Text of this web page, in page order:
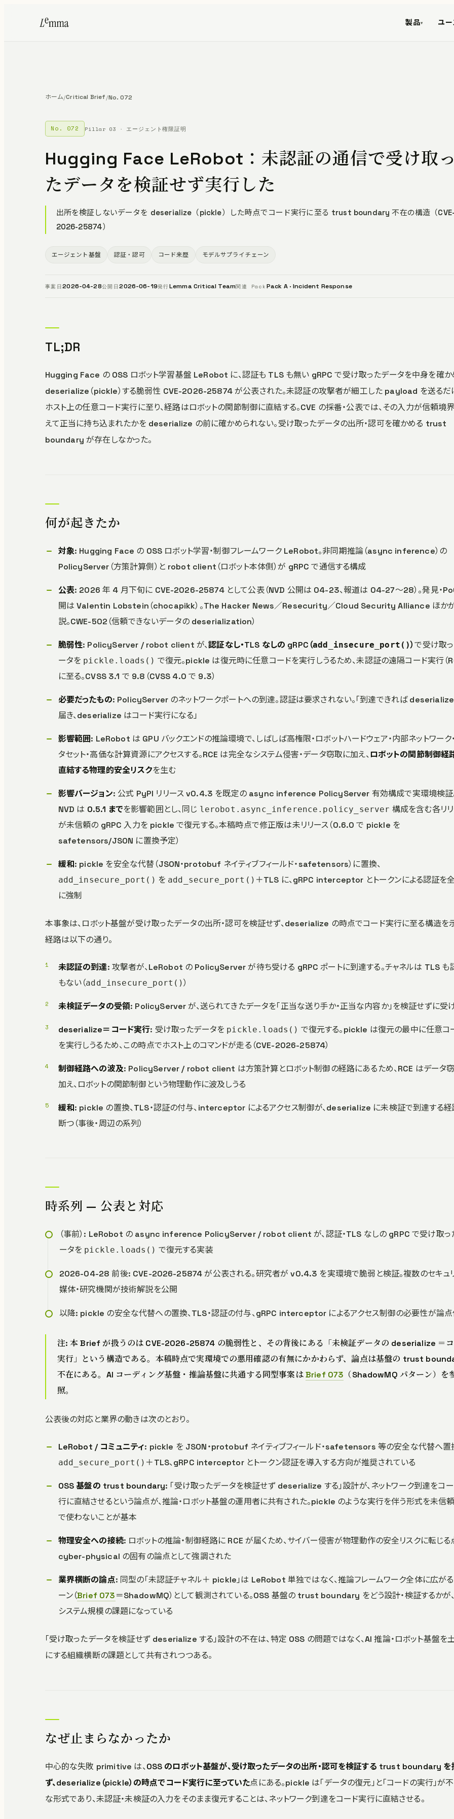
製品▾ ユ
ホーム/Critical Brief/No. 072
No. 072 Pillar 03 · エージェント権限証明
Hugging Face LeRobot：未認証の通信で受け取っ
たデータを検証せず実行した
出所を検証しないデータを deserialize（pickle）した時点でコード実行に至る trust boundary 不在の構造（CVE-
2026-25874）
エージェント基盤 認証・認可 コード来歴 モデルサプライチェーン
事案日2026-04-28公開日2026-06-19発行Lemma Critical Team関連 Pack Pack A · Incident Response
TL;DR
Hugging Face の OSS ロボット学習基盤 LeRobot に、認証も TLS も無い gRPC で受け取ったデータを中身を確か
deserialize（pickle）する脆弱性 CVE-2026-25874 が公表された。未認証の攻撃者が細工した payload を送るだ
ホスト上の任意コード実行に至り、経路はロボットの関節制御に直結する。CVE の採番・公表では、その入力が信頼境
えて正当に持ち込まれたかを deserialize の前に確かめられない。受け取ったデータの出所・認可を確かめる trust
boundary が存在しなかった。
何が起きたか
対象: Hugging Face の OSS ロボット学習・制御フレームワーク LeRobot。非同期推論（async inference）の
PolicyServer（方策計算側）と robot client（ロボット本体側）が gRPC で通信する構成
公表: 2026 年 4 月下旬に CVE-2026-25874 として公表（NVD 公開は 04-23、報道は 04-27〜28）。発見・
開は Valentin Lobstein（chocapikk）。The Hacker News／Resecurity／Cloud Security Alliance ほか
説。CWE-502（信頼できないデータの deserialization）
脆弱性: PolicyServer / robot client が、認証なし・TLS なしの gRPC（add_insecure_port()）で受け取
ータを pickle.loads() で復元。pickle は復元時に任意コードを実行しうるため、未認証の遠隔コード実行（
に至る。CVSS 3.1 で 9.8（CVSS 4.0 で 9.3）
必要だったもの: PolicyServer のネットワークポートへの到達。認証は要求されない。「到達できれば
届き、deserialize はコード実行になる」
影響範囲: LeRobot は GPU バックエンドの推論環境で、しばしば高権限・ロボットハードウェア・内部ネットワーク
タセット・高価な計算資源にアクセスする。RCE は完全なシステム侵害・データ窃取に加え、ロボットの関節制御経
直結する物理的安全リスクを生む
影響バージョン: 公式 PyPI リリース v0.4.3 を既定の async inference PolicyServer 有効構成で実環境検証
NVD は 0.5.1 までを影響範囲とし、同じ lerobot.async_inference.policy_server 構成を含む各リ
が未信頼の gRPC 入力を pickle で復元する。本稿時点で修正版は未リリース（0.6.0 で pickle を
safetensors/JSON に置換予定）
緩和: pickle を安全な代替（JSON・protobuf ネイティブフィールド・safetensors）に置換、
add_insecure_port() を add_secure_port() ＋TLS に、gRPC interceptor とトークンによる認証を
に強制
本事象は、ロボット基盤が受け取ったデータの出所・認可を検証せず、deserialize の時点でコード実行に至る構造を示
経路は以下の通り。
未認証の到達: 攻撃者が、LeRobot の PolicyServer が待ち受ける gRPC ポートに到達する。チャネルは TLS も
もない（add_insecure_port()）
未検証データの受領: PolicyServer が、送られてきたデータを「正当な送り手か・正当な内容か」を検証せずに受
deserialize＝コード実行: 受け取ったデータを pickle.loads() で復元する。pickle は復元の最中に任意コ
を実行しうるため、この時点でホスト上のコマンドが走る（CVE-2026-25874）
制御経路への波及: PolicyServer / robot client は方策計算とロボット制御の経路にあるため、RCE はデータ
加え、ロボットの関節制御という物理動作に波及しうる
緩和: pickle の置換、TLS・認証の付与、interceptor によるアクセス制御が、deserialize に未検証で到達する経
断つ（事後・周辺の系列）
時系列 — 公表と対応
（事前）: LeRobot の async inference PolicyServer / robot client が、認証・TLS なしの gRPC で受け取っ
ータを pickle.loads() で復元する実装
2026-04-28 前後: CVE-2026-25874 が公表される。研究者が v0.4.3 を実環境で脆弱と検証。複数のセキュ
媒体・研究機関が技術解説を公開
以降: pickle の安全な代替への置換、TLS・認証の付与、gRPC interceptor によるアクセス制御の必要性が論点
注: 本 Brief が扱うのは CVE-2026-25874 の脆弱性と、その背後にある「未検証データの deserialize ＝
実行」という構造である。本稿時点で実環境での悪用確認の有無にかかわらず、論点は基盤の trust
不在にある。AI コーディング基盤・推論基盤に共通する同型事案はBrief 073 （ShadowMQ パターン）を
照。
公表後の対応と業界の動きは次のとおり。
LeRobot / コミュニティ: pickle を JSON・protobuf ネイティブフィールド・safetensors 等の安全な代替へ置
add_secure_port() ＋TLS、gRPC interceptor とトークン認証を導入する方向が推奨されている
OSS 基盤の trust boundary: 「受け取ったデータを検証せず deserialize する」設計が、ネットワーク到達をコ
行に直結させるという論点が、推論・ロボット基盤の運用者に共有された。pickle のような実行を伴う形式を未信
で使わないことが基本
物理安全への接続: ロボットの推論・制御経路に RCE が届くため、サイバー侵害が物理動作の安全リスクに転じる
cyber-physical の固有の論点として強調された
業界横断の論点: 同型の「未認証チャネル＋ pickle」は LeRobot 単独ではなく、推論フレームワーク全体に広が
ーン（Brief 073＝ShadowMQ）として観測されている。OSS 基盤の trust boundary をどう設計・検証するかが
システム規模の課題になっている
「受け取ったデータを検証せず deserialize する」設計の不在は、特定 OSS の問題ではなく、AI 推論・ロボット基盤を
にする組織横断の課題として共有されつつある。
なぜ止まらなかったか
中心的な失敗 primitive は、OSS のロボット基盤が、受け取ったデータの出所・認可を検証する trust boundary を
ず、deserialize（pickle）の時点でコード実行に至っていた点にある。pickle は「データの復元」と「コードの実行」が
な形式であり、未認証・未検証の入力をそのまま復元することは、ネットワーク到達をコード実行に直結させる。